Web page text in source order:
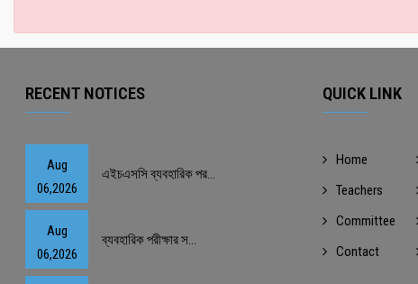
RECENT NOTICES
Aug
06,2026
এইচএসসি ব্যবহারিক পর...
Aug
06,2026
ব্যবহারিক পরীক্ষার স...
QUICK LINK
Home
Teachers
Committee
Contact